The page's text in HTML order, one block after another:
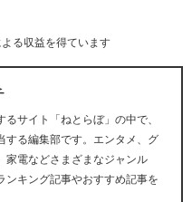
る収益を得ています
サイト「ねとらぼ」の中で、
する編集部です。エンタメ、グ
家電などさまざまなジャンル
ンキング記事やおすすめ記事を